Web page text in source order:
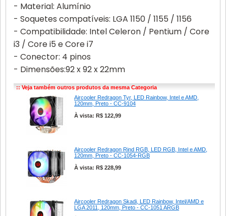
- Material: Alumínio
- Soquetes compatíveis: LGA 1150 / 1155 / 1156
- Compatibilidade: Intel Celeron / Pentium / Core
i3 / Core i5 e Core i7
- Conector: 4 pinos
- Dimensões:92 x 92 x 22mm
:: Veja também outros produtos da mesma Categoria
Aircooler Redragon Tyr, LED Rainbow, Intel e AMD,
120mm, Preto - CC-9104
À vista: R$ 122,99
Aircooler Redragon Rind RGB, LED RGB, Intel e AMD,
120mm, Preto - CC-1054-RGB
À vista: R$ 228,99
Aircooler Redragon Skadi, LED Rainbow, Intel/AMD e
LGA 2011, 120mm, Preto - CC-1051 ARGB